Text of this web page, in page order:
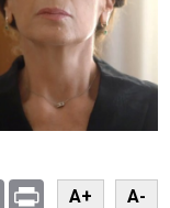
Email PrintA+ A-